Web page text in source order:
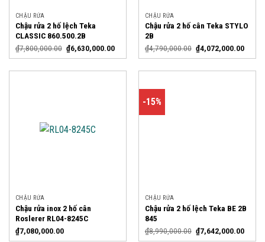
CHẬU RỬA
Chậu rửa 2 hố lệch Teka
CLASSIC 860.500.2B
₫7,800,000.00 ₫6,630,000.00
CHẬU RỬA
Chậu rửa 2 hố cân Teka STYLO
2B
₫4,790,000.00 ₫4,072,000.00
CHẬU RỬA
Chậu rửa inox 2 hố cân
Roslerer RL04-8245C
₫7,080,000.00
-15%
CHẬU RỬA
Chậu rửa 2 hố lệch Teka BE 2B
845
₫8,990,000.00 ₫7,642,000.00